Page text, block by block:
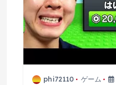
phi72110 ゲーム